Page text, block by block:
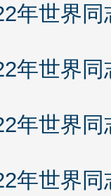
年世界
年世界
年世界
年世界